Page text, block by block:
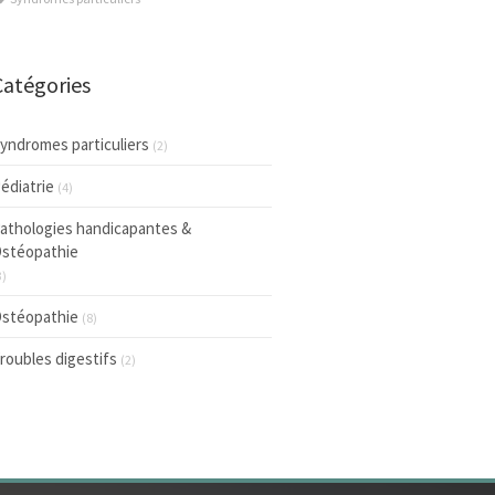
particuliers (2)
(4)
handicapantes &
(8)
digestifs (2)